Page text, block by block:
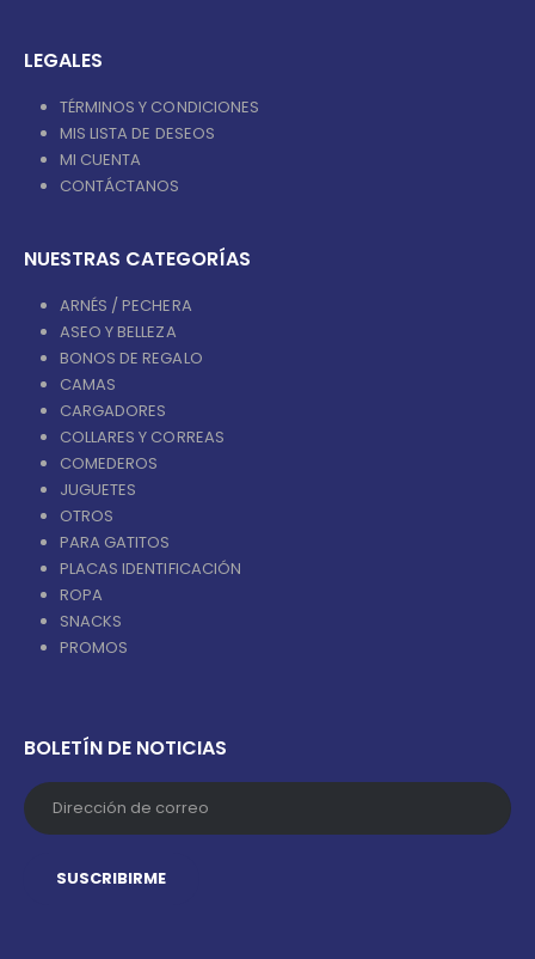
LEGALES
TÉRMINOS Y CONDICIONES
MIS LISTA DE DESEOS
MI CUENTA
CONTÁCTANOS
NUESTRAS CATEGORÍAS
ARNÉS / PECHERA
ASEO Y BELLEZA
BONOS DE REGALO
CAMAS
CARGADORES
COLLARES Y CORREAS
COMEDEROS
JUGUETES
OTROS
PARA GATITOS
PLACAS IDENTIFICACIÓN
ROPA
SNACKS
PROMOS
BOLETÍN DE NOTICIAS